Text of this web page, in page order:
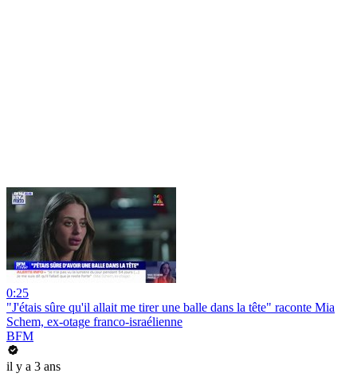
0:25
"J'étais sûre qu'il allait me tirer une balle dans la tête" raconte Mia
Schem, ex-otage franco-israélienne
BFM
il y a 3 ans